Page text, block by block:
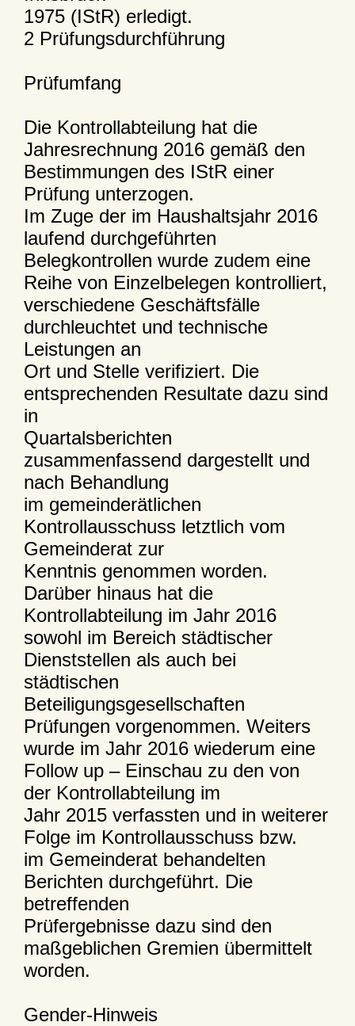
1975 (IStR) erledigt.
2 Prüfungsdurchführung
Prüfumfang
Die Kontrollabteilung hat die
Jahresrechnung 2016 gemäß den
Bestimmungen des IStR einer
Prüfung unterzogen.
Im Zuge der im Haushaltsjahr 2016
laufend durchgeführten
Belegkontrollen wurde zudem eine
Reihe von Einzelbelegen kontrolliert,
verschiedene Geschäftsfälle
durchleuchtet und technische
Leistungen an
Ort und Stelle verifiziert. Die
entsprechenden Resultate dazu sind
in
Quartalsberichten
zusammenfassend dargestellt und
nach Behandlung
im gemeinderätlichen
Kontrollausschuss letztlich vom
Gemeinderat zur
Kenntnis genommen worden.
Darüber hinaus hat die
Kontrollabteilung im Jahr 2016
sowohl im Bereich städtischer
Dienststellen als auch bei
städtischen
Beteiligungsgesellschaften
Prüfungen vorgenommen. Weiters
wurde im Jahr 2016 wiederum eine
Follow up – Einschau zu den von
der Kontrollabteilung im
Jahr 2015 verfassten und in weiterer
Folge im Kontrollausschuss bzw.
im Gemeinderat behandelten
Berichten durchgeführt. Die
betreffenden
Prüfergebnisse dazu sind den
maßgeblichen Gremien übermittelt
worden.
Gender-Hinweis